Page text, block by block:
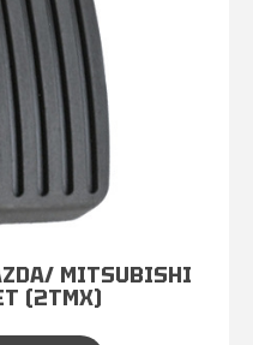
MITSUBISHI
(2ΤΜΧ)